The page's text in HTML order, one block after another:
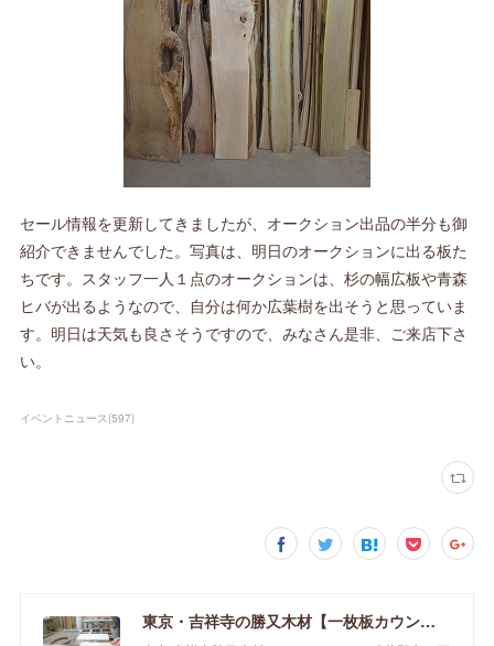
セール情報を更新してきましたが、オークション出品の半分も御
紹介できませんでした。写真は、明日のオークションに出る板た
ちです。スタッフ一人１点のオークションは、杉の幅広板や青森
ヒバが出るようなので、自分は何か広葉樹を出そうと思っていま
す。明日は天気も良さそうですので、みなさん是非、ご来店下さ
い。
イベントニュース(597)
東京・吉祥寺の勝又木材【一枚板カウンター】